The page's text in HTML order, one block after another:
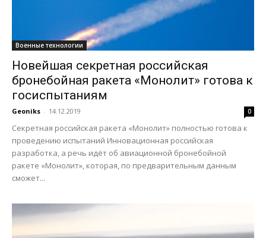
Военные технологии
Новейшая секретная российская
бронебойная ракета «Монолит» готова к
госиспытаниям
Geoniks - 14.12.2019 0
Секретная российская ракета «Монолит» полностью готова к
проведению испытаний Инновационная российская
разработка, а речь идёт об авиационной бронебойной
ракете «Монолит», которая, по предварительным данным
сможет...